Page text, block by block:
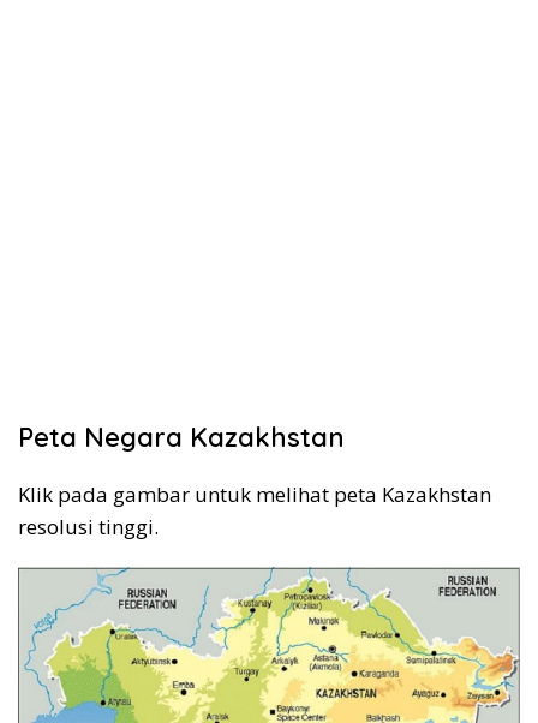
Peta Negara Kazakhstan
Klik pada gambar untuk melihat peta Kazakhstan
resolusi tinggi.